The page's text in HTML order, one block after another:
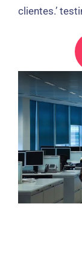
clientes.’